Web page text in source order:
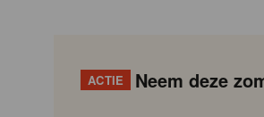
ACTIE Neem deze